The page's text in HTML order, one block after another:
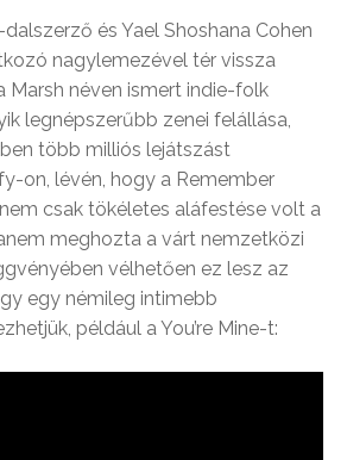
és Yael Shoshana Cohen
nagylemezével tér vissza
Marsh néven ismert indie-folk
legnépszerűbb zenei felállása,
több milliós lejátszást
on, lévén, hogy a Remember
csak tökéletes aláfestése volt a
meghozta a várt nemzetközi
vélhetően ez lesz az
egy némileg intimebb
például a You’re Mine-t: